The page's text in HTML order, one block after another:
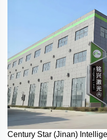
Century Star (Jinan)